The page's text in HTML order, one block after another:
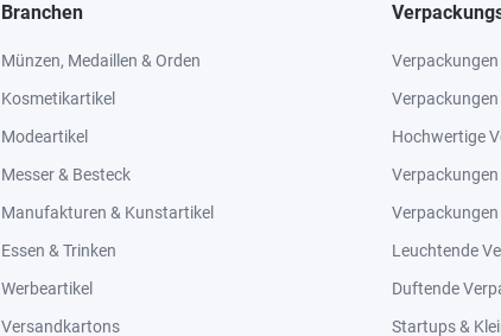
Branchen
Münzen, Medaillen & Orden
Kosmetikartikel
Modeartikel
Messer & Besteck
Manufakturen & Kunstartikel
Essen & Trinken
Werbeartikel
Versandkartons
Hochwertige
Leuchtende
Duftende
Startups &